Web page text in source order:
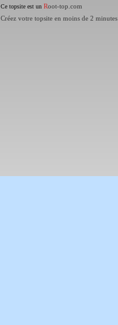
Ce topsite est un Root-top.com
Créez votre topsite en moins de 2 minutes